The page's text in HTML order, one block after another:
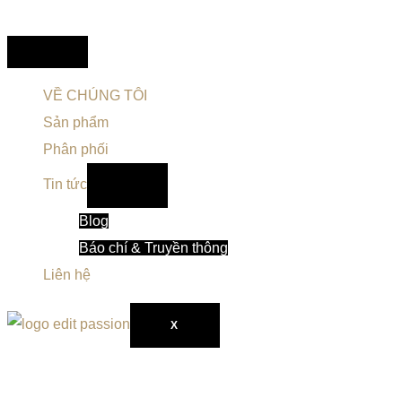
VỀ CHÚNG TÔI
Sản phẩm
Phân phối
Tin tức
Blog
Báo chí & Truyền thông
Liên hệ
X